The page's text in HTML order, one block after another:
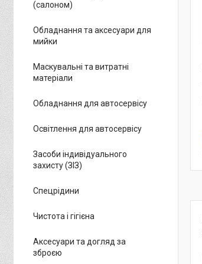
(салоном)
Обладнання та аксесуари для
мийки
Маскувальні та витратні
матеріали
Обладнання для автосервісу
Освітлення для автосервісу
Засоби індивідуального
захисту (ЗІЗ)
Спецрідини
Чистота і гігієна
Аксесуари та догляд за
зброєю